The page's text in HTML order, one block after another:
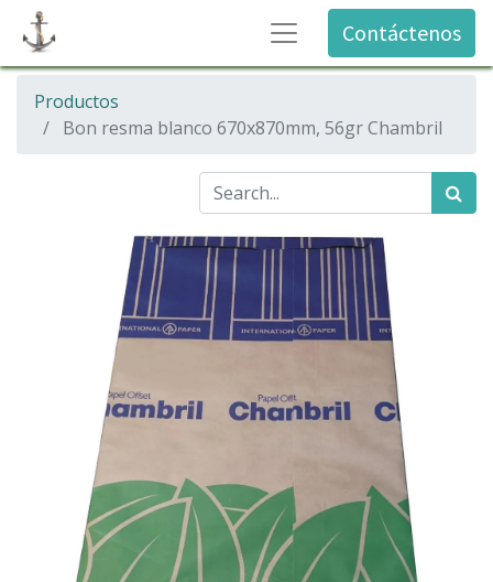
Contáctenos
Productos
Bon resma blanco 670x870mm, 56gr Chambril